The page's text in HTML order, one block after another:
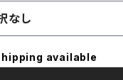
なし
available